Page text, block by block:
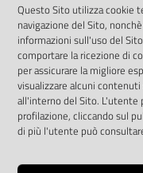
App Arpav
Rapporti regionali
Le Infografiche
Dispenser dati
Vai alla pagina
Questo Sito utilizza cookie
navigazione del Sito,
informazioni sull'uso del
comportare la ricezione di
per assicurare la migliore
visualizzare alcuni
all'interno del Sito. L'utente
profilazione, cliccando sul
di più l'utente può